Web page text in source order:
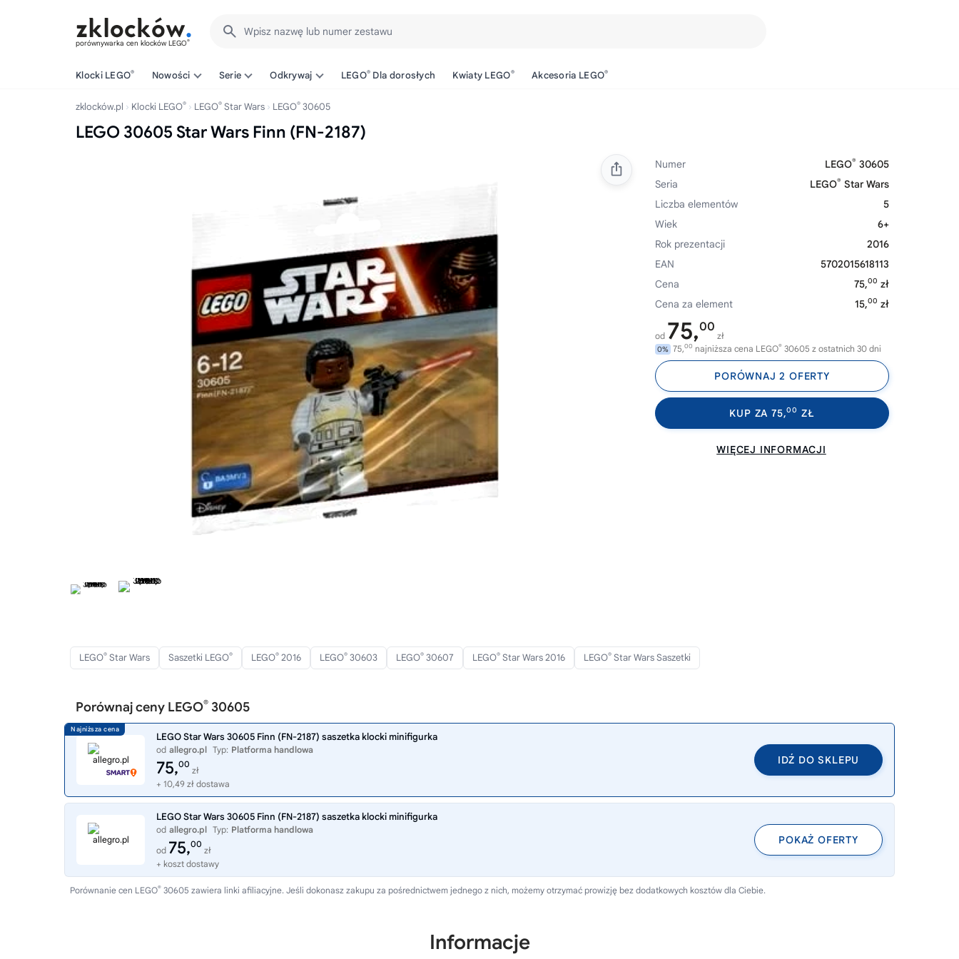
porównywarka cen klocków LEGO®
Wpisz nazwę lub numer zestawu
Klocki LEGO® Nowości Serie Odkrywaj LEGO® Dla dorosłych Kwiaty LEGO® Akcesoria LEGO®
zklocków.pl Klocki LEGO® LEGO® Star Wars LEGO® 30605
LEGO 30605 Star Wars Finn (FN-2187)
Numer LEGO® 30605
Seria
LEGO® Star Wars
Liczba elementów
5
Wiek
6+
Rok prezentacji
2016
EAN
5702015618113
Cena
75,00 zł
Cena za element
15,00 zł
od 75,00
zł
0% 75,00 najniższa cena LEGO® 30605 z ostatnich 30 dni
PORÓWNAJ 2 OFERTY
KUP ZA 75,00 ZŁ
WIĘCEJ INFORMACJI
LEGO® Star Wars Saszetki LEGO® LEGO® 2016 LEGO® 30603 LEGO® 30607 LEGO® Star Wars 2016 LEGO® Star Wars Saszetki
Porównaj ceny LEGO® 30605
LEGO Star Wars 30605 Finn (FN-2187) saszetka klocki minifigurka
od allegro.pl Typ: Platforma handlowa
75,00
zł
+ 10,49 zł dostawa
IDŹ DO SKLEPU
LEGO Star Wars 30605 Finn (FN-2187) saszetka klocki minifigurka
od allegro.pl Typ: Platforma handlowa
od 75,00
zł
+ koszt dostawy
POKAŻ OFERTY
Porównanie cen LEGO® 30605 zawiera linki afiliacyjne. Jeśli dokonasz zakupu za pośrednictwem jednego z nich, możemy otrzymać prowizję bez dodatkowych kosztów dla Ciebie.
Informacje